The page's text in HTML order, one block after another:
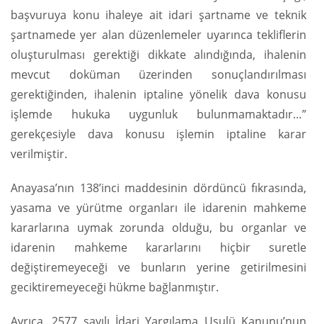
başvuruya konu ihaleye ait idari şartname ve teknik
şartnamede yer alan düzenlemeler uyarınca tekliflerin
oluşturulması gerektiği dikkate alındığında, ihalenin
mevcut doküman üzerinden sonuçlandırılması
gerektiğinden, ihalenin iptaline yönelik dava konusu
işlemde hukuka uygunluk bulunmamaktadır…”
gerekçesiyle dava konusu işlemin iptaline karar
verilmiştir.
Anayasa’nın 138’inci maddesinin dördüncü fıkrasında,
yasama ve yürütme organları ile idarenin mahkeme
kararlarına uymak zorunda olduğu, bu organlar ve
idarenin mahkeme kararlarını hiçbir suretle
değiştiremeyeceği ve bunların yerine getirilmesini
geciktiremeyeceği hükme bağlanmıştır.